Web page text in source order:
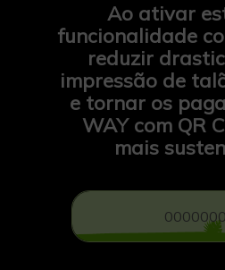
Ao ativar
funcionalidade
reduzir
impressão de
e tornar os
WAY com QR
mais
0000000